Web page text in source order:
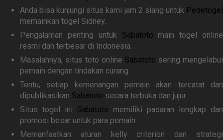
Anda bisa kunjungi situs kami jam 2 siang untuk Pedetogel
memainkan togel Sidney.
Pengalaman penting untuk Sabatoto main togel online
resmi dan terbesar di Indonesia.
Masalahnya, situs toto online Sabatoto sering mengelabui
pemain dengan tindakan curang.
Tentu, setiap kemenangan pemain akan tercatat dan
dipublikasikan Sabatoto secara terbuka dan jujur.
Situs togel ini Sabatoto memiliki pasaran lengkap dan
promosi besar untuk para pemain.
Memanfaatkan aturan kelly criterion dan strategi